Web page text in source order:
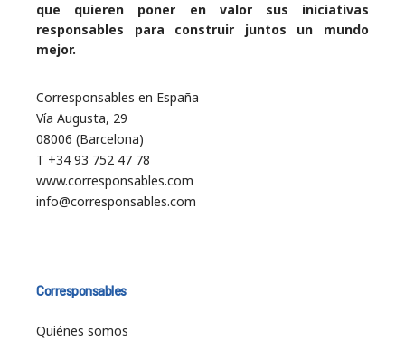
que quieren poner en valor sus iniciativas
responsables para construir juntos un mundo
mejor.
Corresponsables en España
Vía Augusta, 29
08006 (Barcelona)
T +34 93 752 47 78
www.corresponsables.com
info@corresponsables.com
Corresponsables
Quiénes somos